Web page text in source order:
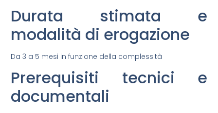
Durata stimata e
modalità di erogazione
Da 3 a 5 mesi in funzione della complessità
Prerequisiti tecnici e
documentali